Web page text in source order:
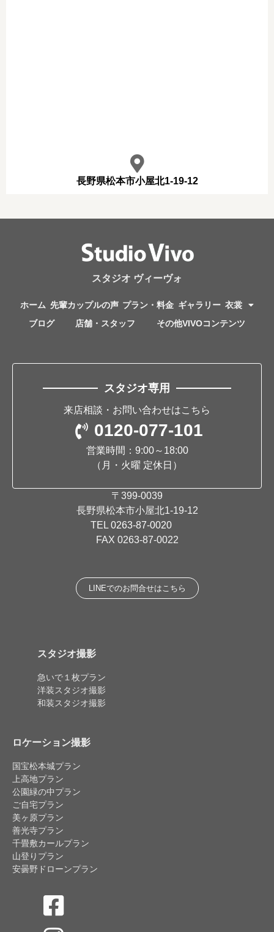
長野県松本市小屋北1-19-12
スタジオ ヴィーヴォ
ホーム 先輩カップルの声 プラン・料金 ギャラリー 衣裳
ブログ
店舗・スタッフ その他VIVOコンテンツ
スタジオ専用
来店相談・お問い合わせはこちら
0120-077-101
営業時間：9:00～18:00
（月・火曜 定休日）
〒399-0039
長野県松本市小屋北1-19-12
TEL 0263-87-0020
FAX 0263-87-0022
LINEでのお問合せはこちら
スタジオ撮影
急いで１枚プラン
洋装スタジオ撮影
和装スタジオ撮影
ロケーション撮影
国宝松本城プラン
上高地プラン
公園緑の中プラン
ご自宅プラン
美ヶ原プラン
善光寺プラン
千畳敷カールプラン
山登りプラン
安曇野ドローンプラン